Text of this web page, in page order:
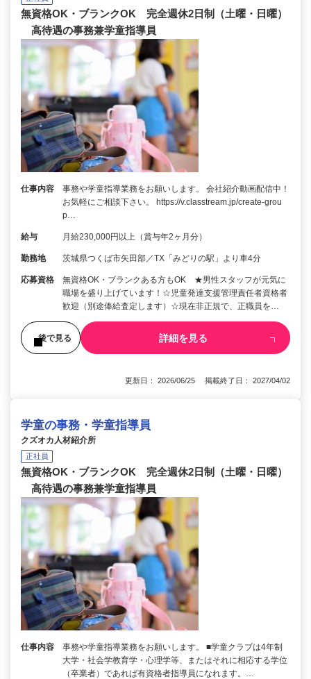
無資格OK・ブランクOK 完全週休2日制（土曜・日曜）
高待遇の事務兼学童指導員
仕事内容
事務や学童指導業務をお願いします。 会社紹介動画配信中！
お気軽にご相談下さい。 https://v.classtream.jp/create-grou
p…
給与 月給230,000円以上（賞与年2ヶ月分）
勤務地 茨城県つくば市矢田部／TX「みどりの駅」より車4分
応募資格
無資格OK・ブランクある方もOK ★男性スタッフが元気に
職場を盛り上げています！☆児童発達支援管理責任者資格者
歓迎（別途俸給査定します）☆現在非正規で、正職員を…
後で見る 詳細を見る
更新日： 2026/06/25 掲載終了日： 2027/04/02
学童の事務・学童指導員
クズオカ人材紹介所
正社員
無資格OK・ブランクOK 完全週休2日制（土曜・日曜）
高待遇の事務兼学童指導員
仕事内容
事務や学童指導業務をお願いします。 ■学童クラブは4年制
大学・社会学教育学・心理学等、またはそれに相応する学位
（卒業者）であれば有資格者指導員になれます。…